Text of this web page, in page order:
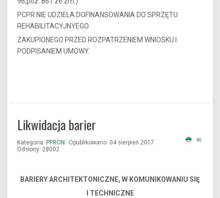
PCPR NIE UDZIELA DOFINANSOWANIA DO SPRZĘTU
REHABILITACYJNYEGO
ZAKUPIONEGO PRZED ROZPATRZENIEM WNIOSKU I
PODPISANIEM UMOWY.
Likwidacja barier
Kategoria: PFRON
Opublikowano: 04 sierpień 2017
Odsłony: 28002
BARIERY ARCHITEKTONICZNE, W KOMUNIKOWANIU SIĘ
I TECHNICZNE